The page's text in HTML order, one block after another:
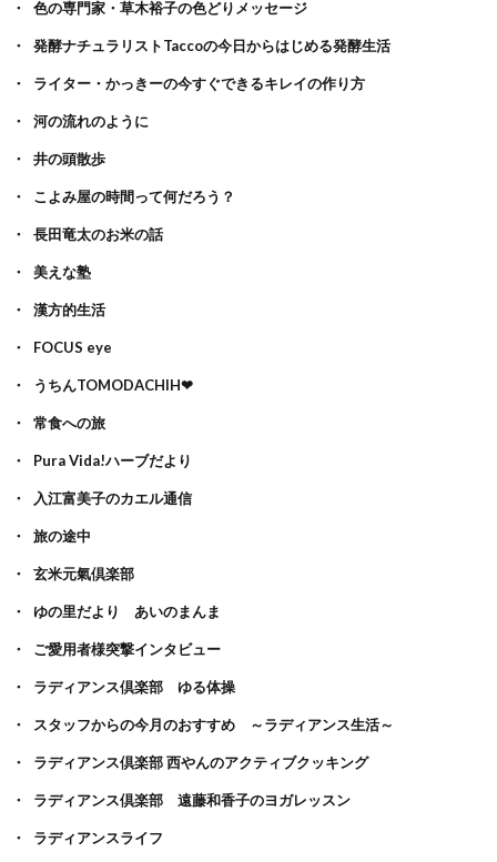
色の専門家・草木裕子の色どりメッセージ
発酵ナチュラリストTaccoの今日からはじめる発酵生活
ライター・かっきーの今すぐできるキレイの作り方
河の流れのように
井の頭散歩
こよみ屋の時間って何だろう？
長田竜太のお米の話
美えな塾
漢方的生活
FOCUS eye
うちんTOMODACHIH❤
常食への旅
Pura Vida!ハーブだより
入江富美子のカエル通信
旅の途中
玄米元氣倶楽部
ゆの里だより あいのまんま
ご愛用者様突撃インタビュー
ラディアンス倶楽部 ゆる体操
スタッフからの今月のおすすめ ～ラディアンス生活～
ラディアンス倶楽部 西やんのアクティブクッキング
ラディアンス倶楽部 遠藤和香子のヨガレッスン
ラディアンスライフ